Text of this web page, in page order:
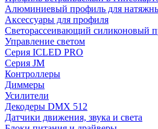
Алюминиевый профиль для
Аксессуары для профиля
Светорассеивающий силиконовый
Управление светом
Серия ICLED PRO
Серия JM
Контроллеры
Диммеры
Усилители
Декодеры DMX 512
Датчики движения, звука и света